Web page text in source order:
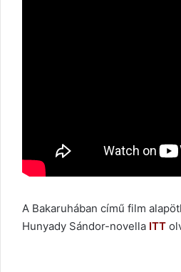
A Bakaruhában című film
Hunyady Sándor-novella ITT